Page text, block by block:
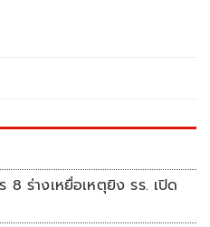
8 ร่างเหยื่อเหตุยิง รร. เปิด